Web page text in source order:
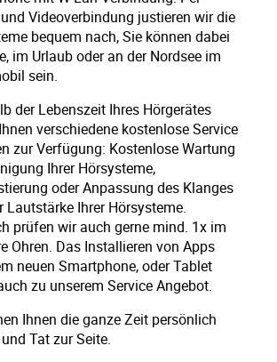
Videoverbindung justieren wir die
bequem nach, Sie können dabei
im Urlaub oder an der Nordsee im
sein.
der Lebenszeit Ihres Hörgerätes
verschiedene kostenlose Service
zur Verfügung: Kostenlose Wartung
Ihrer Hörsysteme,
oder Anpassung des Klanges
Lautstärke Ihrer Hörsysteme.
prüfen wir auch gerne mind. 1x im
Ohren. Das Installieren von Apps
neuen Smartphone, oder Tablet
zu unserem Service Angebot.
Ihnen die ganze Zeit persönlich
Tat zur Seite.